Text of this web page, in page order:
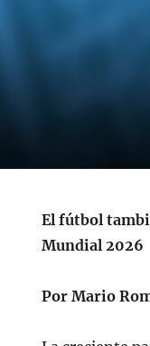
El fútbol
Mundial 2026
Por Mario